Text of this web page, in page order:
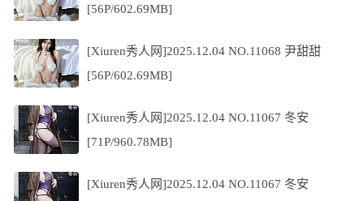
[56P/602.69MB]
[Xiuren秀人网]2025.12.04 NO.11068 尹甜甜
[56P/602.69MB]
[Xiuren秀人网]2025.12.04 NO.11067 冬安
[71P/960.78MB]
[Xiuren秀人网]2025.12.04 NO.11067 冬安